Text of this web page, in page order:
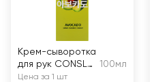
Крем-сыворотка
для рук CONSLY
с экстрактом
100мл
Цена за 1 шт